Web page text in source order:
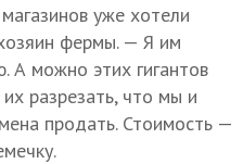
уже хотели
фермы. — Я им
А можно этих гигантов
разрезать, что мы и
продать. Стоимость —